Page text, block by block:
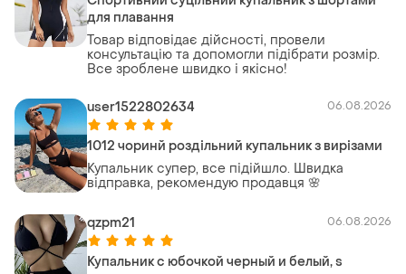
для плавання
Товар відповідає дійсності, провели
консультацію та допомогли підібрати розмір.
Все зроблене швидко і якісно!
user1522802634 06.08.2026
1012 чоринй роздільний купальник з вирізами
Купальник супер, все підійшло. Швидка
відправка, рекомендую продавця 🌸
qzpm21 06.08.2026
Купальник с юбочкой черный и белый, s